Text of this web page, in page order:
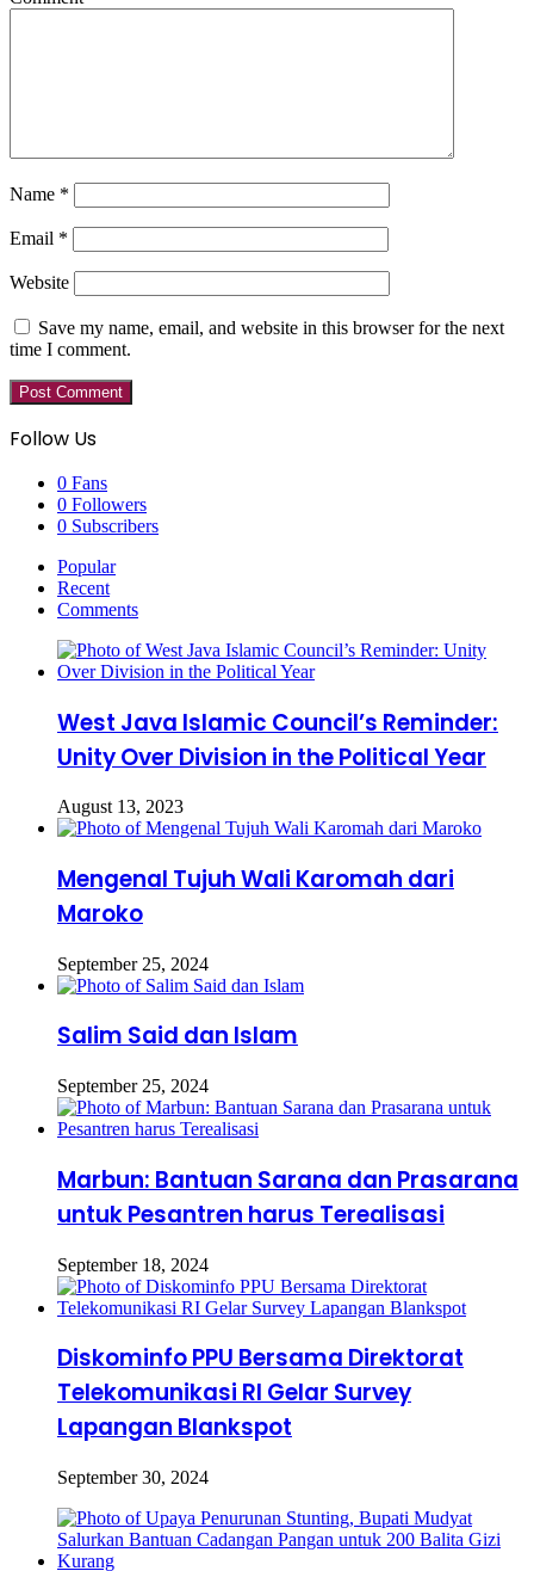
Name *
Email *
Website
Save my name, email, and website in this browser for the next
time I comment.
Follow Us
0 Fans
0 Followers
0 Subscribers
Popular
Recent
Comments
West Java Islamic Council’s Reminder:
Unity Over Division in the Political Year
August 13, 2023
Mengenal Tujuh Wali Karomah dari
Maroko
September 25, 2024
Salim Said dan Islam
September 25, 2024
Marbun: Bantuan Sarana dan Prasarana
untuk Pesantren harus Terealisasi
September 18, 2024
Diskominfo PPU Bersama Direktorat
Telekomunikasi RI Gelar Survey
Lapangan Blankspot
September 30, 2024